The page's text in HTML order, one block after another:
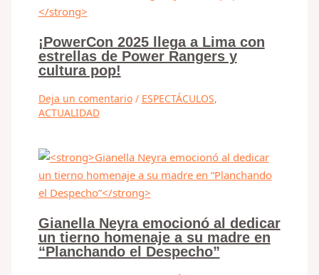
¡PowerCon 2025 llega a Lima con
estrellas de Power Rangers y
cultura pop!
Deja un comentario / ESPECTÁCULOS,
ACTUALIDAD
Gianella Neyra emocionó al dedicar
un tierno homenaje a su madre en
“Planchando el Despecho”